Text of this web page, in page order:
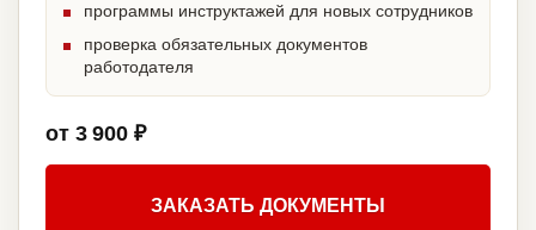
программы инструктажей для новых сотрудников
проверка обязательных документов
работодателя
от 3 900 ₽
ЗАКАЗАТЬ ДОКУМЕНТЫ